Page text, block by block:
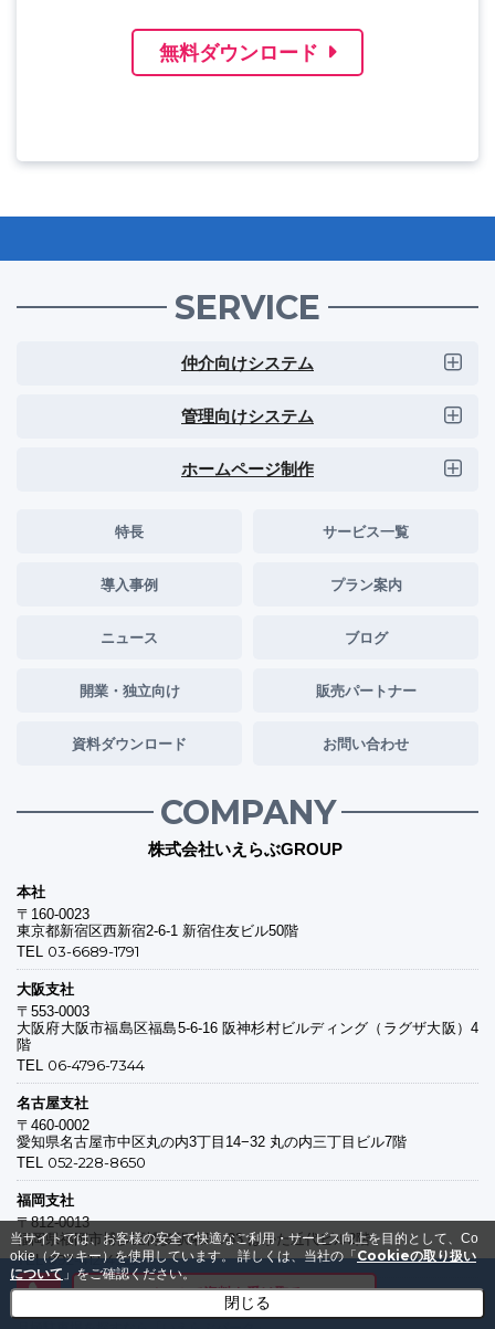
無料ダウンロード
メールで資料を受け取る
SERVICE
仲介向けシステム
管理向けシステム
ホームページ制作
特長 サービス一覧
導入事例 プラン案内
ニュース ブログ
開業・独立向け 販売パートナー
資料ダウンロード お問い合わせ
COMPANY
株式会社いえらぶGROUP
本社
〒160-0023
東京都新宿区西新宿2-6-1 新宿住友ビル50階
TEL 03-6689-1791
大阪支社
〒553-0003
大阪府大阪市福島区福島5-6-16 阪神杉村ビルディング（ラグザ大阪）4
階
TEL 06-4796-7344
名古屋支社
〒460-0002
愛知県名古屋市中区丸の内3丁目14−32 丸の内三丁目ビル7階
TEL 052-228-8650
福岡支社
〒812-0013
福岡県福岡市博多区博多駅東1-1-33 はかた近代ビル2階
TEL092-412-4322
当サイトでは、お客様の安全で快適なご利用・サービス向上を目的として、Co
okie（クッキー）を使用しています。詳しくは、当社の「Cookieの取り扱い
について 」をご確認ください。
閉じる